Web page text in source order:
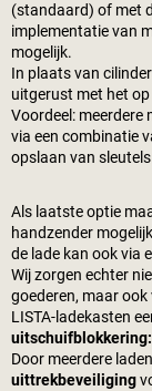
(standaard) of met
implementatie van
mogelijk.
In plaats van
uitgerust met het op
Voordeel: meerdere
via een combinatie
opslaan van
Als laatste optie
handzender
de lade kan ook via
Wij zorgen echter
goederen, maar
LISTA-ladekasten
uitschuifblokkering:
Door meerdere
uittrekbeveiliging